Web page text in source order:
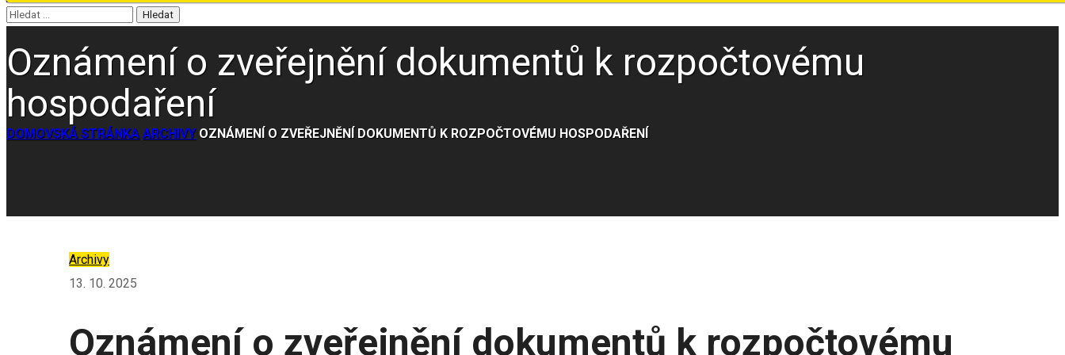
Oznámení o zveřejnění dokumentů k rozpočtovému
hospodaření
DOMOVSKÁ STRÁNKA ARCHIVY OZNÁMENÍ O ZVEŘEJNĚNÍ DOKUMENTŮ K ROZPOČTOVÉMU HOSPODAŘENÍ
Archivy
13. 10. 2025
Oznámení o zveřejnění dokumentů k rozpočtovému